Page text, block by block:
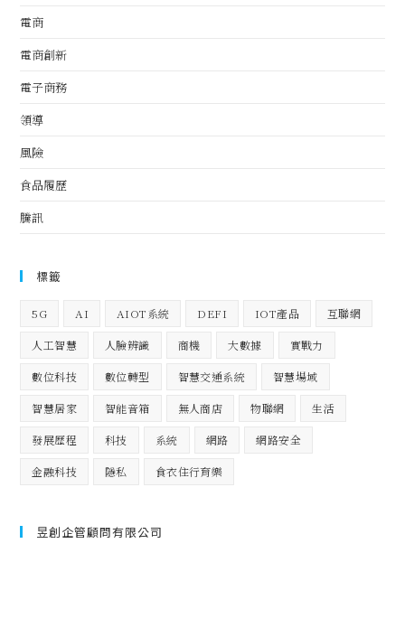
電商
電商創新
電子商務
領導
風險
食品履歷
騰訊
標籤
5G AI AIOT系統 DEFI IOT產品 互聯網
人工智慧 人臉辨識 商機 大數據 實戰力
數位科技 數位轉型 智慧交通系統 智慧場域
智慧居家 智能音箱 無人商店 物聯網 生活
發展歷程 科技 系統 網路 網路安全
金融科技 隱私 食衣住行育樂
昱創企管顧問有限公司